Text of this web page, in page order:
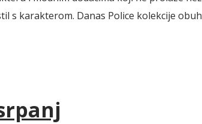
karakterom. Danas Police kolekcije